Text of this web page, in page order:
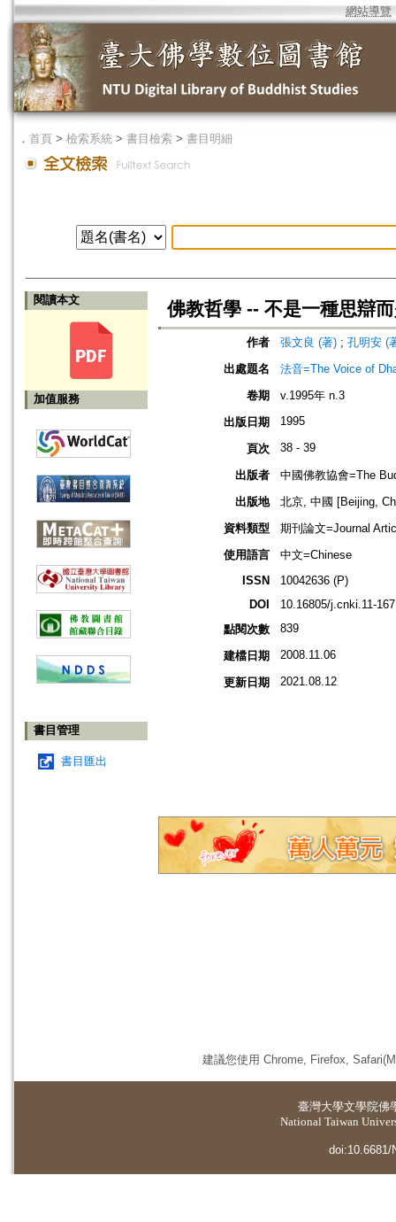
網站導覽
． 首頁 > 檢索系統 > 書目檢索 > 書目明細
閱讀本文
加值服務
書目管理
書目匯出
佛教哲學 -- 不是一種思辯
作者 張文良 (著) ; 孔明安 (
出處題名
法音=The Voice of
卷期
v.1995年 n.3
出版日期
1995
頁次 38 - 39
出版者
中國佛教協會=The
出版地
北京, 中國 [Beijing,
資料類型
期刊論文=Journal
使用語言
中文=Chinese
ISSN
10042636 (P)
DOI
10.16805/j.cnki.11-
點閱次數
839
建檔日期 2008.11.06
更新日期 2021.08.12
建議您使用 Chrome, Firefox,
臺灣大學文學院佛
National Taiwan
doi:10.6681/